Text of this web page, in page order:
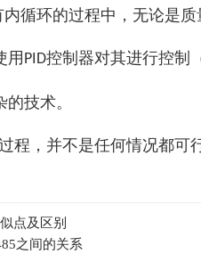
循环的过程中，无论是
用 PID控制器对其进行控制
技术。
程，并不是任何情况都可行
点及区别
之间的关系